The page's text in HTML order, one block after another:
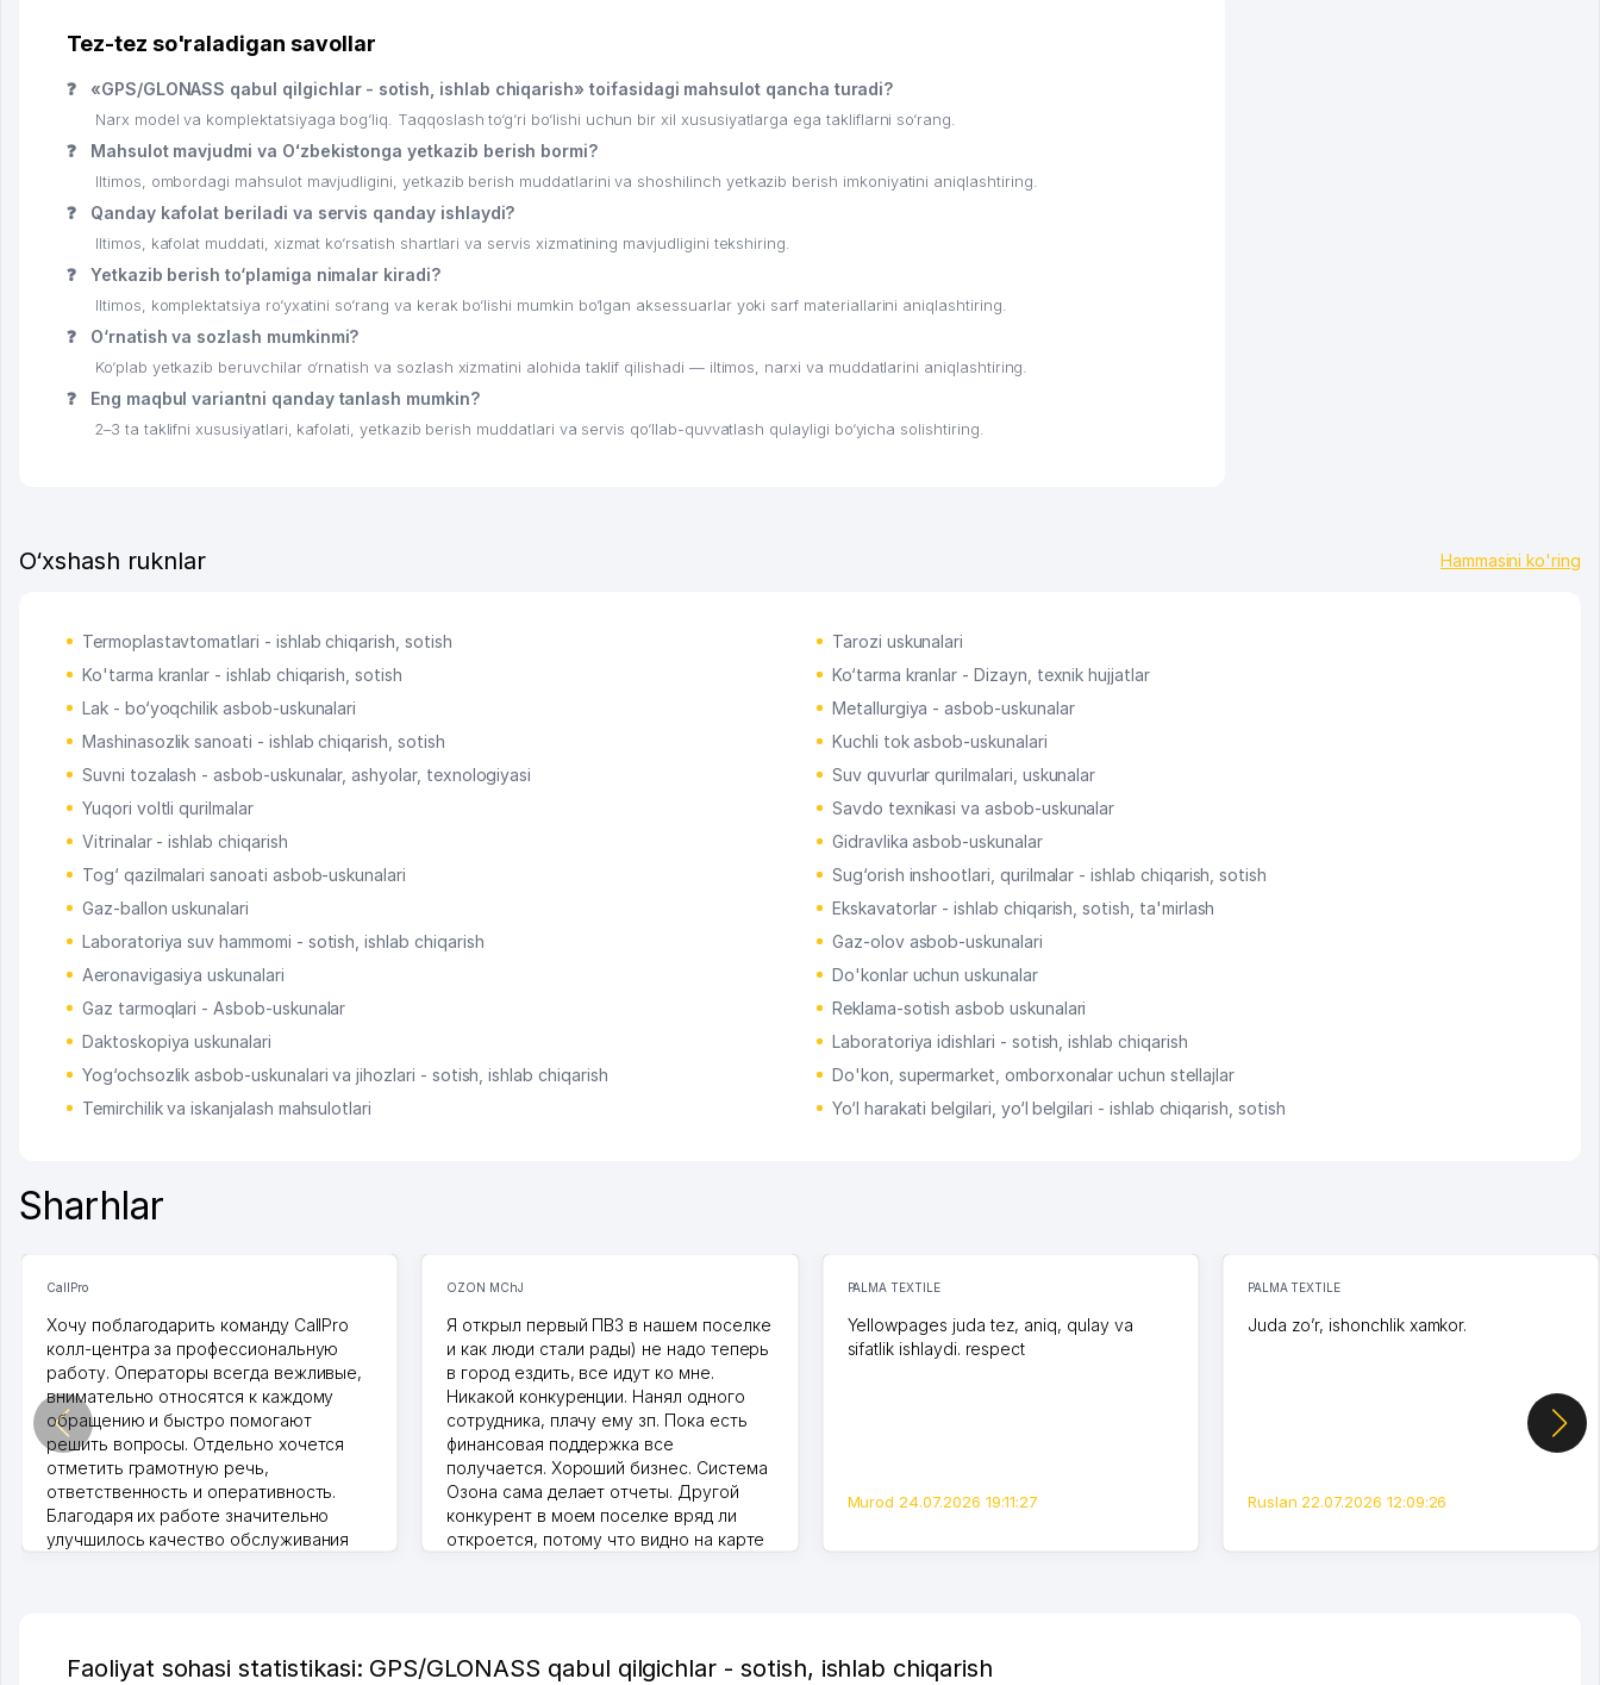
Tez-tez so'raladigan savollar
❓ «GPS/GLONASS qabul qilgichlar - sotish, ishlab chiqarish» toifasidagi mahsulot qancha turadi?
Narx model va komplektatsiyaga bog‘liq. Taqqoslash to‘g‘ri bo‘lishi uchun bir xil xususiyatlarga ega takliflarni so‘rang.
❓ Mahsulot mavjudmi va Oʻzbekistonga yetkazib berish bormi?
Iltimos, ombordagi mahsulot mavjudligini, yetkazib berish muddatlarini va shoshilinch yetkazib berish imkoniyatini aniqlashtiring.
❓ Qanday kafolat beriladi va servis qanday ishlaydi?
Iltimos, kafolat muddati, xizmat ko‘rsatish shartlari va servis xizmatining mavjudligini tekshiring.
❓ Yetkazib berish to‘plamiga nimalar kiradi?
Iltimos, komplektatsiya ro‘yxatini so‘rang va kerak bo‘lishi mumkin bo‘lgan aksessuarlar yoki sarf materiallarini aniqlashtiring.
❓ O‘rnatish va sozlash mumkinmi?
Ko‘plab yetkazib beruvchilar o‘rnatish va sozlash xizmatini alohida taklif qilishadi — iltimos, narxi va muddatlarini aniqlashtiring.
❓ Eng maqbul variantni qanday tanlash mumkin?
2–3 ta taklifni xususiyatlari, kafolati, yetkazib berish muddatlari va servis qo‘llab-quvvatlash qulayligi bo‘yicha solishtiring.
O‘xshash ruknlar Hammasini ko'ring
Termoplastavtomatlari - ishlab chiqarish, sotish
Tarozi uskunalari
Ko'tarma kranlar - ishlab chiqarish, sotish
Ko‘tarma kranlar - Dizayn, texnik hujjatlar
Lak - bo‘yoqchilik asbob-uskunalari
Metallurgiya - asbob-uskunalar
Mashinasozlik sanoati - ishlab chiqarish, sotish
Kuchli tok asbob-uskunalari
Suvni tozalash - asbob-uskunalar, ashyolar, texnologiyasi
Suv quvurlar qurilmalari, uskunalar
Yuqori voltli qurilmalar
Savdo texnikasi va asbob-uskunalar
Vitrinalar - ishlab chiqarish
Gidravlika asbob-uskunalar
Tog‘ qazilmalari sanoati asbob-uskunalari
Sug‘orish inshootlari, qurilmalar - ishlab chiqarish, sotish
Gaz-ballon uskunalari
Ekskavatorlar - ishlab chiqarish, sotish, ta'mirlash
Laboratoriya suv hammomi - sotish, ishlab chiqarish
Gaz-olov asbob-uskunalari
Aeronavigasiya uskunalari
Do'konlar uchun uskunalar
Gaz tarmoqlari - Asbob-uskunalar
Reklama-sotish asbob uskunalari
Daktoskopiya uskunalari
Laboratoriya idishlari - sotish, ishlab chiqarish
Yog‘ochsozlik asbob-uskunalari va jihozlari - sotish, ishlab chiqarish
Do'kon, supermarket, omborxonalar uchun stellajlar
Temirchilik va iskanjalash mahsulotlari
Yo‘l harakati belgilari, yo‘l belgilari - ishlab chiqarish, sotish
Sharhlar
CallPro
Хочу поблагодарить команду CallPro
колл-центра за профессиональную
работу. Операторы всегда вежливые,
внимательно относятся к каждому
обращению и быстро помогают
решить вопросы. Отдельно хочется
отметить грамотную речь,
ответственность и оперативность.
Благодаря их работе значительно
улучшилось качество обслуживания
OZON MChJ
Я открыл первый ПВЗ в нашем поселке
и как люди стали рады) не надо теперь
в город ездить, все идут ко мне.
Никакой конкуренции. Нанял одного
сотрудника, плачу ему зп. Пока есть
финансовая поддержка все
получается. Хороший бизнес. Система
Озона сама делает отчеты. Другой
конкурент в моем поселке вряд ли
откроется, потому что видно на карте
PALMA TEXTILE
Yellowpages juda tez, aniq, qulay va
sifatlik ishlaydi. respect
Murod 24.07.2026 19:11:27
PALMA TEXTILE
Juda zo’r, ishonchlik xamkor.
Ruslan 22.07.2026 12:09:26
Faoliyat sohasi statistikasi: GPS/GLONASS qabul qilgichlar - sotish, ishlab chiqarish